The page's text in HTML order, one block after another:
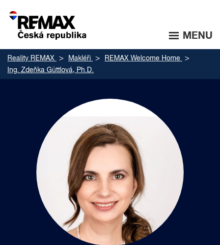
MENU
Reality REMAX Makléři
REMAX Welcome Home
Ing. Zdeňka Güttlová, Ph.D.